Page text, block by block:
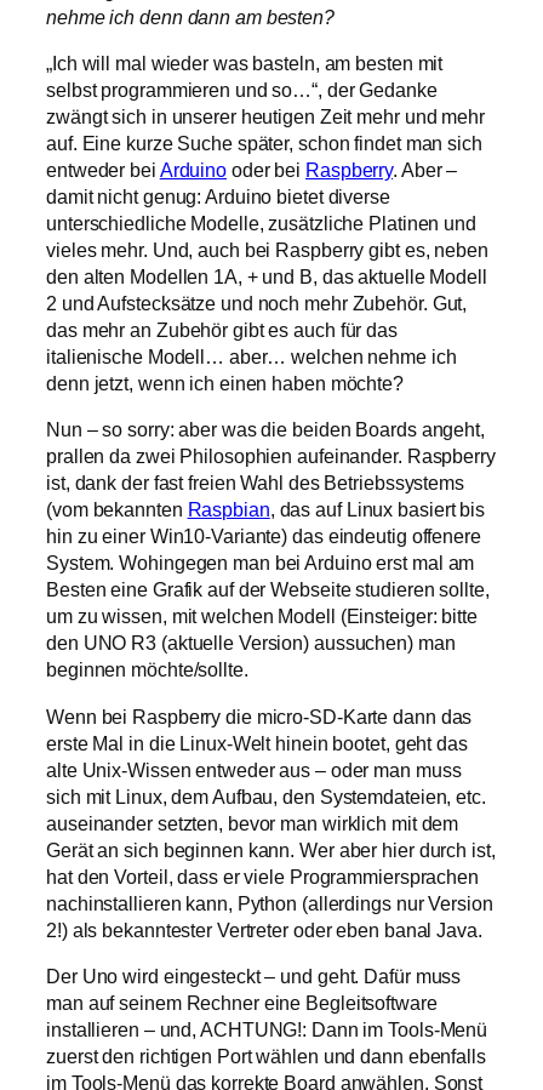
nehme ich denn dann am besten?
„Ich will mal wieder was basteln, am besten mit
selbst programmieren und so…“, der Gedanke
zwängt sich in unserer heutigen Zeit mehr und mehr
auf. Eine kurze Suche später, schon findet man sich
entweder bei Arduino oder bei Raspberry. Aber –
damit nicht genug: Arduino bietet diverse
unterschiedliche Modelle, zusätzliche Platinen und
vieles mehr. Und, auch bei Raspberry gibt es, neben
den alten Modellen 1A, + und B, das aktuelle Modell
2 und Aufstecksätze und noch mehr Zubehör. Gut,
das mehr an Zubehör gibt es auch für das
italienische Modell… aber… welchen nehme ich
denn jetzt, wenn ich einen haben möchte?
Nun – so sorry: aber was die beiden Boards angeht,
prallen da zwei Philosophien aufeinander. Raspberry
ist, dank der fast freien Wahl des Betriebssystems
(vom bekannten Raspbian, das auf Linux basiert bis
hin zu einer Win10-Variante) das eindeutig offenere
System. Wohingegen man bei Arduino erst mal am
Besten eine Grafik auf der Webseite studieren sollte,
um zu wissen, mit welchen Modell (Einsteiger: bitte
den UNO R3 (aktuelle Version) aussuchen) man
beginnen möchte/sollte.
Wenn bei Raspberry die micro-SD-Karte dann das
erste Mal in die Linux-Welt hinein bootet, geht das
alte Unix-Wissen entweder aus – oder man muss
sich mit Linux, dem Aufbau, den Systemdateien, etc.
auseinander setzten, bevor man wirklich mit dem
Gerät an sich beginnen kann. Wer aber hier durch ist,
hat den Vorteil, dass er viele Programmiersprachen
nachinstallieren kann, Python (allerdings nur Version
2!) als bekanntester Vertreter oder eben banal Java.
Der Uno wird eingesteckt – und geht. Dafür muss
man auf seinem Rechner eine Begleitsoftware
installieren – und, ACHTUNG!: Dann im Tools-Menü
zuerst den richtigen Port wählen und dann ebenfalls
im Tools-Menü das korrekte Board anwählen. Sonst